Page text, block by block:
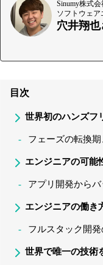
Sinumy株式会
ソフトウェア
穴井翔也
目次
世界初のハンズフ
フェーズの転換
エンジニアの可能
アプリ開発から
エンジニアの働き
フルスタック開
世界で唯一の技術